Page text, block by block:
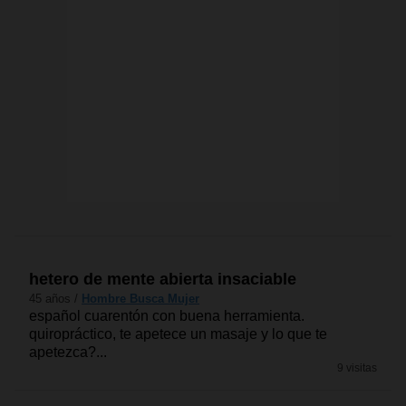
hetero de mente abierta insaciable
45 años / Hombre Busca Mujer
español cuarentón con buena herramienta.
quiropráctico, te apetece un masaje y lo que te
apetezca?...
9 visitas